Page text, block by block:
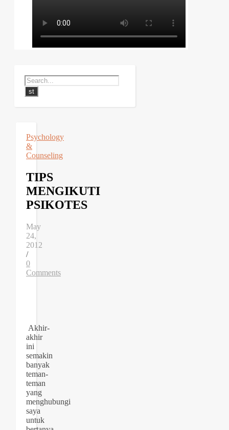
Psychology
&
Counseling
TIPS
MENGIKUTI
PSIKOTES
May
24,
2012
/
0
Comments
Akhir-
akhir
ini
semakin
banyak
teman-
teman
yang
menghubungi
saya
untuk